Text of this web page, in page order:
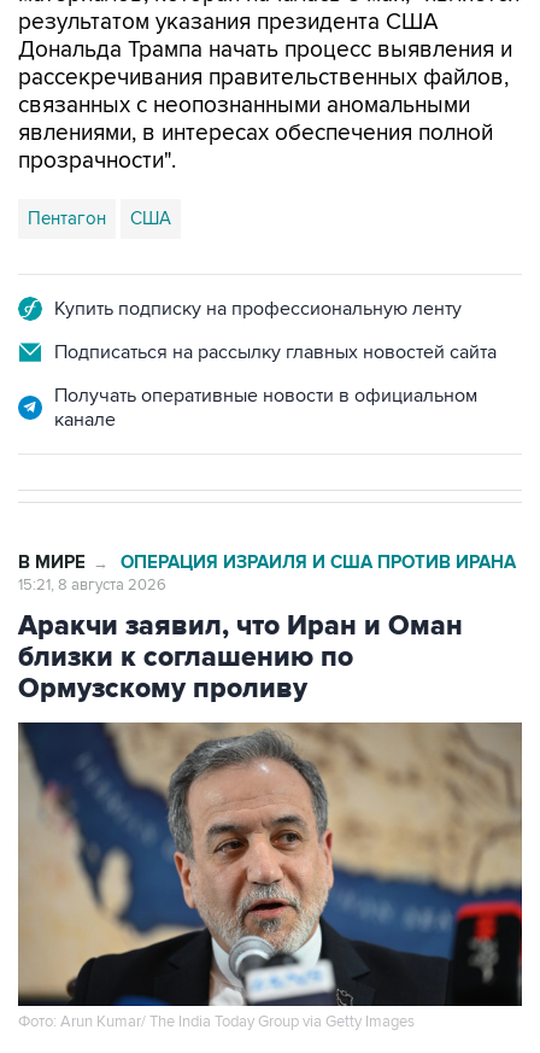
результатом указания президента США
Дональда Трампа начать процесс выявления и
рассекречивания правительственных файлов,
связанных с неопознанными аномальными
явлениями, в интересах обеспечения полной
прозрачности".
Пентагон США
Купить подписку на профессиональную ленту
Подписаться на рассылку главных новостей сайта
Получать оперативные новости в официальном
канале
В МИРЕ → ОПЕРАЦИЯ ИЗРАИЛЯ И США ПРОТИВ ИРАНА
15:21, 8 августа 2026
Аракчи заявил, что Иран и Оман
близки к соглашению по
Ормузскому проливу
Фото: Arun Kumar/ The India Today Group via Getty Images